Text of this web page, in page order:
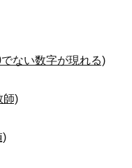
ない数字が現れる)
師)
)